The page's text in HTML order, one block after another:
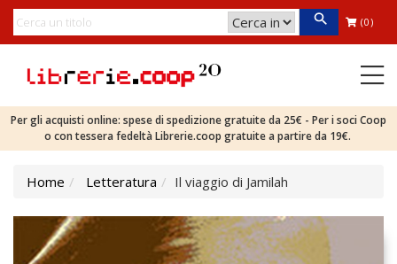
(0)
Per gli acquisti online: spese di spedizione gratuite da 25€ - Per i soci Coop
o con tessera fedeltà Librerie.coop gratuite a partire da 19€.
Home Letteratura Il viaggio di Jamilah